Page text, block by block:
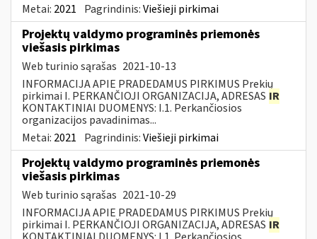
Metai: 2021 Pagrindinis:Viešieji pirkimai
Projektų valdymo programinės priemonės
viešasis pirkimas
Web turinio sąrašas 2021-10-13
INFORMACIJA APIE PRADEDAMUS PIRKIMUS Prekių
pirkimai I. PERKANČIOJI ORGANIZACIJA, ADRESAS IR
KONTAKTINIAI DUOMENYS: I.1. Perkančiosios
organizacijos pavadinimas...
Metai: 2021 Pagrindinis:Viešieji pirkimai
Projektų valdymo programinės priemonės
viešasis pirkimas
Web turinio sąrašas 2021-10-29
INFORMACIJA APIE PRADEDAMUS PIRKIMUS Prekių
pirkimai I. PERKANČIOJI ORGANIZACIJA, ADRESAS IR